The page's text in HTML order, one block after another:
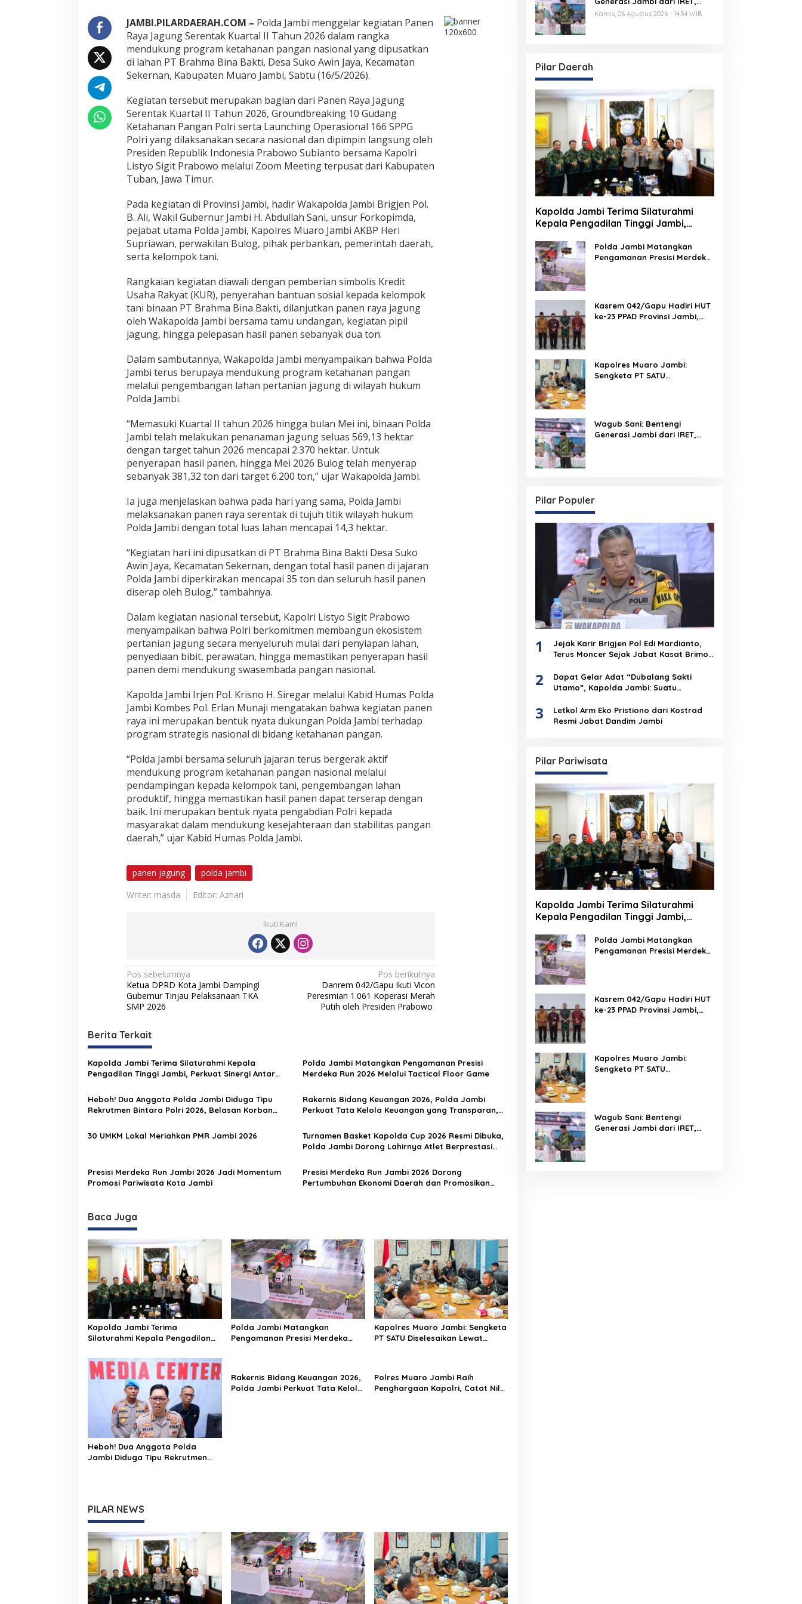
t
a
l
I
I
2
2
6
,
D
u
k
u
n
g
r
o
r
a
m
e
a
h
a
n
P
a
n
g
n
N
a
s
i
o
n
l
JAMBI.PILARDAERAH.COM – Polda Jambi menggelar kegiatan Panen
Raya Jagung Serentak Kuartal II Tahun 2026 dalam rangka
mendukung program ketahanan pangan nasional yang dipusatkan
di lahan PT Brahma Bina Bakti, Desa Suko Awin Jaya, Kecamatan
Sekernan, Kabupaten Muaro Jambi, Sabtu (16/5/2026).
Kegiatan tersebut merupakan bagian dari Panen Raya Jagung
Serentak Kuartal II Tahun 2026, Groundbreaking 10 Gudang
Ketahanan Pangan Polri serta Launching Operasional 166 SPPG
Polri yang dilaksanakan secara nasional dan dipimpin langsung oleh
Presiden Republik Indonesia Prabowo Subianto bersama Kapolri
Listyo Sigit Prabowo melalui Zoom Meeting terpusat dari Kabupaten
Tuban, Jawa Timur.
Pada kegiatan di Provinsi Jambi, hadir Wakapolda Jambi Brigjen Pol.
B. Ali, Wakil Gubernur Jambi H. Abdullah Sani, unsur Forkopimda,
pejabat utama Polda Jambi, Kapolres Muaro Jambi AKBP Heri
Supriawan, perwakilan Bulog, pihak perbankan, pemerintah daerah,
serta kelompok tani.
Rangkaian kegiatan diawali dengan pemberian simbolis Kredit
Usaha Rakyat (KUR), penyerahan bantuan sosial kepada kelompok
tani binaan PT Brahma Bina Bakti, dilanjutkan panen raya jagung
oleh Wakapolda Jambi bersama tamu undangan, kegiatan pipil
jagung, hingga pelepasan hasil panen sebanyak dua ton.
Dalam sambutannya, Wakapolda Jambi menyampaikan bahwa Polda
Jambi terus berupaya mendukung program ketahanan pangan
melalui pengembangan lahan pertanian jagung di wilayah hukum
Polda Jambi.
“Memasuki Kuartal II tahun 2026 hingga bulan Mei ini, binaan Polda
Jambi telah melakukan penanaman jagung seluas 569,13 hektar
dengan target tahun 2026 mencapai 2.370 hektar. Untuk
penyerapan hasil panen, hingga Mei 2026 Bulog telah menyerap
sebanyak 381,32 ton dari target 6.200 ton,” ujar Wakapolda Jambi.
Ia juga menjelaskan bahwa pada hari yang sama, Polda Jambi
melaksanakan panen raya serentak di tujuh titik wilayah hukum
Polda Jambi dengan total luas lahan mencapai 14,3 hektar.
“Kegiatan hari ini dipusatkan di PT Brahma Bina Bakti Desa Suko
Awin Jaya, Kecamatan Sekernan, dengan total hasil panen di jajaran
Polda Jambi diperkirakan mencapai 35 ton dan seluruh hasil panen
diserap oleh Bulog,” tambahnya.
Dalam kegiatan nasional tersebut, Kapolri Listyo Sigit Prabowo
menyampaikan bahwa Polri berkomitmen membangun ekosistem
pertanian jagung secara menyeluruh mulai dari penyiapan lahan,
penyediaan bibit, perawatan, hingga memastikan penyerapan hasil
panen demi mendukung swasembada pangan nasional.
Kapolda Jambi Irjen Pol. Krisno H. Siregar melalui Kabid Humas Polda
Jambi Kombes Pol. Erlan Munaji mengatakan bahwa kegiatan panen
raya ini merupakan bentuk nyata dukungan Polda Jambi terhadap
program strategis nasional di bidang ketahanan pangan.
“Polda Jambi bersama seluruh jajaran terus bergerak aktif
mendukung program ketahanan pangan nasional melalui
pendampingan kepada kelompok tani, pengembangan lahan
produktif, hingga memastikan hasil panen dapat terserap dengan
baik. Ini merupakan bentuk nyata pengabdian Polri kepada
masyarakat dalam mendukung kesejahteraan dan stabilitas pangan
daerah,” ujar Kabid Humas Polda Jambi.
panen jagung
polda jambi
Writer: masda
Editor: Azhari
Ikuti Kami
N
a
v
g
a
s
i
p
o
s
Pos sebelumnya
Ketua DPRD Kota Jambi Dampingi
Gubernur Tinjau Pelaksanaan TKA
SMP 2026
Pos berikutnya
Danrem 042/Gapu Ikuti Vicon
Peresmian 1.061 Koperasi Merah
Putih oleh Presiden Prabowo
Berita Terkait
Kapolda Jambi Terima Silaturahmi Kepala
Pengadilan Tinggi Jambi, Perkuat Sinergi Antar
Polda Jambi Matangkan Pengamanan Presisi
Merdeka Run 2026 Melalui Tactical Floor Game
Heboh! Dua Anggota Polda Jambi Diduga Tipu
Rekrutmen Bintara Polri 2026, Belasan Korban
Rakernis Bidang Keuangan 2026, Polda Jambi
Perkuat Tata Kelola Keuangan yang Transparan,
30 UMKM Lokal Meriahkan PMR Jambi 2026
Turnamen Basket Kapolda Cup 2026 Resmi Dibuka,
Polda Jambi Dorong Lahirnya Atlet Berprestasi
Presisi Merdeka Run Jambi 2026 Jadi Momentum
Promosi Pariwisata Kota Jambi
Presisi Merdeka Run Jambi 2026 Dorong
Pertumbuhan Ekonomi Daerah dan Promosikan
Baca Juga
Kapolda Jambi Terima
Silaturahmi Kepala Pengadilan
Antar Lembaga Penegak Hukum
Polda Jambi Matangkan
Pengamanan Presisi Merdeka
Kapolres Muaro Jambi: Sengketa
PT SATU Diselesaikan Lewat
Heboh! Dua Anggota Polda
Jambi Diduga Tipu Rekrutmen
Rakernis Bidang Keuangan 2026,
Polda Jambi Perkuat Tata Kelola
Polres Muaro Jambi Raih
Penghargaan Kapolri, Catat Nilai
PILAR NEWS
TCC, dan Perundungan
Kamis, 06 Agustus 2026 - 14:34 WIB
Pilar Daerah
Kapolda Jambi Terima Silaturahmi
Kepala Pengadilan Tinggi Jambi,
Penegak HukumPolda Jambi Matangkan
Pengamanan Presisi Merdeka
Kasrem 042/Gapu Hadiri HUT
ke-23 PPAD Provinsi Jambi,
Kapolres Muaro Jambi:
Sengketa PT SATU
Wagub Sani: Bentengi
Generasi Jambi dari IRET,
Pilar Populer
1
Jejak Karir Brigjen Pol Edi Mardianto,
Terus Moncer Sejak Jabat Kasat Brimob
2
Dapat Gelar Adat “Dubalang Sakti
Utamo”, Kapolda Jambi: Suatu
Institusi Polri
3
Letkol Arm Eko Pristiono dari Kostrad
Resmi Jabat Dandim Jambi
Pilar Pariwisata
Kapolda Jambi Terima Silaturahmi
Kepala Pengadilan Tinggi Jambi,
Penegak HukumPolda Jambi Matangkan
Pengamanan Presisi Merdeka
Kasrem 042/Gapu Hadiri HUT
ke-23 PPAD Provinsi Jambi,
Kapolres Muaro Jambi:
Sengketa PT SATU
Wagub Sani: Bentengi
Generasi Jambi dari IRET,